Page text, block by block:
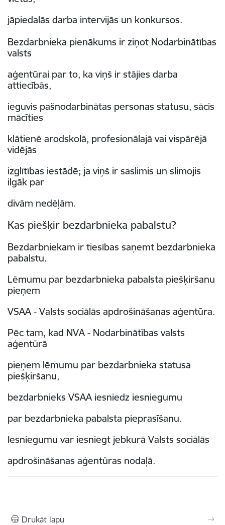
jāpiedalās darba intervijās un konkursos.
Bezdarbnieka pienākums ir ziņot Nodarbinātības
valsts
aģentūrai par to, ka viņš ir stājies darba
attiecībās,
ieguvis pašnodarbinātas personas statusu, sācis
mācīties
klātienē arodskolā, profesionālajā vai vispārējā
vidējās
izglītības iestādē; ja viņš ir saslimis un slimojis
ilgāk par
divām nedēļām.
Kas piešķir bezdarbnieka pabalstu?
Bezdarbniekam ir tiesības saņemt bezdarbnieka
pabalstu.
Lēmumu par bezdarbnieka pabalsta piešķiršanu
pieņem
VSAA - Valsts sociālās apdrošināšanas aģentūra.
Pēc tam, kad NVA - Nodarbinātības valsts
aģentūrā
pieņem lēmumu par bezdarbnieka statusa
piešķiršanu,
bezdarbnieks VSAA iesniedz iesniegumu
par bezdarbnieka pabalsta pieprasīšanu.
Iesniegumu var iesniegt jebkurā Valsts sociālās
apdrošināšanas aģentūras nodaļā.
Drukāt lapu